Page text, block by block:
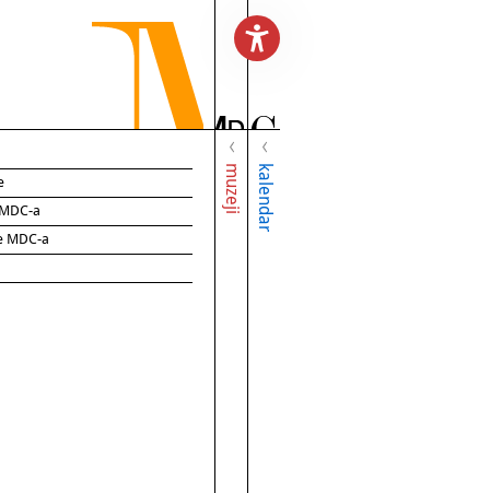
muzeji kalendar
a
MDC-a